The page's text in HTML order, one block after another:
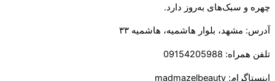
چهره و سبک‌های به‌روز دارد.
آدرس: مشهد، بلوار هاشمیه، هاشمیه ۳۳
تلفن همراه: 09154205988
اینستاگرام: madmazelbeauty